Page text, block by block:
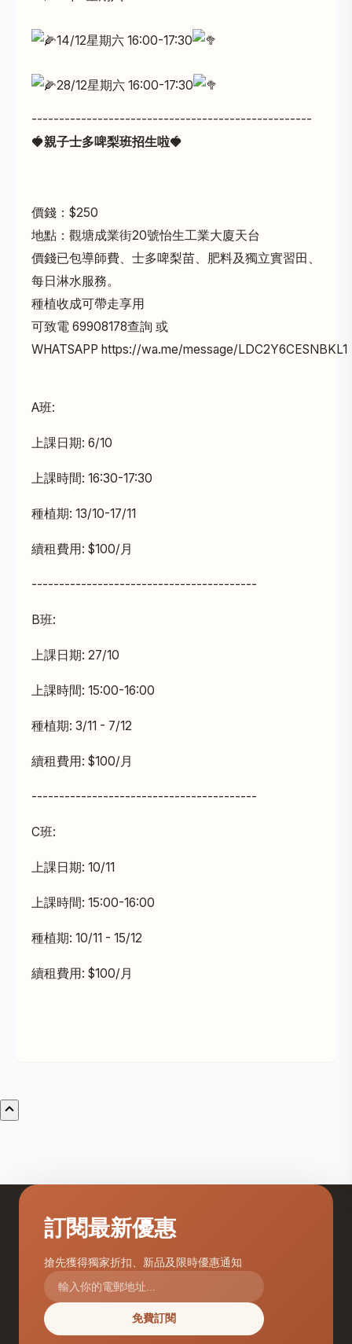
14/12星期六 16:00-17:30
28/12星期六 16:00-17:30
---------------------------------------------------
🍓親子士多啤梨班招生啦🍓
價錢：$250
地點：觀塘成業街20號怡生工業大廈天台
價錢已包導師費、士多啤梨苗、肥料及獨立實習田、
每日淋水服務。
種植收成可帶走享用
可致電 69908178查詢 或
WHATSAPP https://wa.me/message/LDC2Y6CESNBKL1
A班:
上課日期: 6/10
上課時間: 16:30-17:30
種植期: 13/10-17/11
續租費用: $100/月
-----------------------------------------
B班:
上課日期: 27/10
上課時間: 15:00-16:00
種植期: 3/11 - 7/12
續租費用: $100/月
-----------------------------------------
C班:
上課日期: 10/11
上課時間: 15:00-16:00
種植期: 10/11 - 15/12
續租費用: $100/月
訂閱最新優惠
搶先獲得獨家折扣、新品及限時優惠通知
免費訂閱